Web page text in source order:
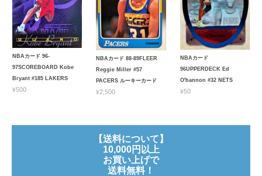
NBAカード 96-
97SCOREBOARD Kobe
Bryant #185 LAKERS
¥500
NBAカード 88-89FLEER
Reggie Miller #57
PACERS ルーキーカード
¥2,500
NBAカード
96UPPERDECK Ed
O'bannon #32 NETS
¥50
【送料について】
10,000円以上
お買い上げで
送料無料！